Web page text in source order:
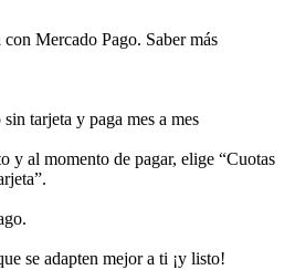
con Mercado Pago. Saber más
tarjeta y paga mes a mes
y al momento de pagar, elige “Cuotas
se adapten mejor a ti ¡y listo!